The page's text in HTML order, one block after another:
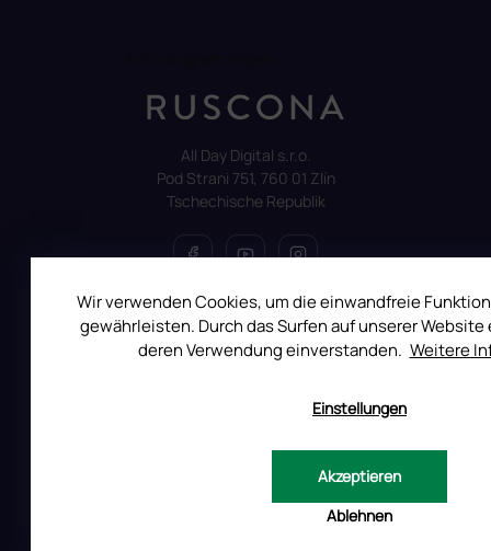
Wir verwenden Cookies, um die einwandfreie
gewährleisten. Durch das Surfen auf unserer Website
deren Verwendung einverstanden. Weitere
Einstellungen
Ablehnen
Akzeptieren
All Day Digital s.r.o.
Pod Strani 751, 760 01 Zlín
Tschechische Republik
ALLES ÜBER DEN EINKAUF
Reklamation
Allgemeine Geschäftsbedingungen
Datenschutzerklärung